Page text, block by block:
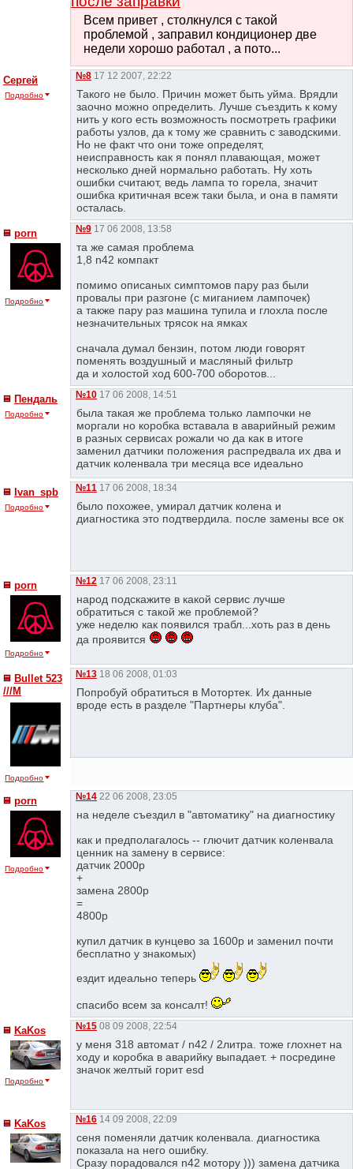
Всем привет , столкнулся с такой
проблемой , заправил кондиционер две
недели хорошо работал , а пото...
Сергей
Подробно
№8 17 12 2007, 22:22
Такого не было. Причин может быть уйма. Врядли
заочно можно определить. Лучше съездить к кому
нить у кого есть возможность посмотреть графики
работы узлов, да к тому же сравнить с заводскими.
Но не факт что они тоже определят,
неисправность как я понял плавающая, может
несколько дней нормально работать. Ну хоть
ошибки считают, ведь лампа то горела, значит
ошибка критичная всеж таки была, и она в памяти
осталась.
porn
Подробно
№9 17 06 2008, 13:58
та же самая проблема
1,8 n42 компакт
помимо описаных симптомов пару раз были
провалы при разгоне (с миганием лампочек)
а также пару раз машина тупила и глохла после
незначительных трясок на ямках
сначала думал бензин, потом люди говорят
поменять воздушный и масляный фильтр
да и холостой ход 600-700 оборотов...
Пендаль
Подробно
№10 17 06 2008, 14:51
была такая же проблема только лампочки не
моргали но коробка вставала в аварийный режим
в разных сервисах рожали чо да как в итоге
заменил датчики положения распредвала их два и
датчик коленвала три месяца все идеально
Ivan_spb
Подробно
№11 17 06 2008, 18:34
было похожее, умирал датчик колена и
диагностика это подтвердила. после замены все ок
porn
Подробно
№12 17 06 2008, 23:11
народ подскажите в какой сервис лучше
обратиться с такой же проблемой?
уже неделю как появился трабл...хоть раз в день
да проявится
Bullet 523
///M
Подробно
№13 18 06 2008, 01:03
Попробуй обратиться в Мотортек. Их данные
вроде есть в разделе "Партнеры клуба".
porn
Подробно
№14 22 06 2008, 23:05
на неделе съездил в "автоматику" на диагностику
как и предполагалось -- глючит датчик коленвала
ценник на замену в сервисе:
датчик 2000р
+
замена 2800р
=
4800р
купил датчик в кунцево за 1600р и заменил почти
бесплатно у знакомых)
ездит идеально теперь
спасибо всем за консалт!
KaKos
Подробно
№15 08 09 2008, 22:54
у меня 318 автомат / n42 / 2литра. тоже глохнет на
ходу и коробка в аварийку выпадает. + посредине
значок желтый горит esd
KaKos №16 14 09 2008, 22:09
сеня поменяли датчик коленвала. диагностика
показала на него ошибку.
Сразу порадовался n42 мотору ))) замена датчика